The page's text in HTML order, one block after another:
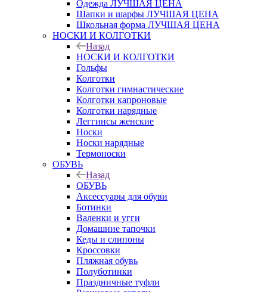
Одежда ЛУЧШАЯ ЦЕНА
Шапки и шарфы ЛУЧШАЯ ЦЕНА
Школьная форма ЛУЧШАЯ ЦЕНА
НОСКИ И КОЛГОТКИ
Назад
НОСКИ И КОЛГОТКИ
Гольфы
Колготки
Колготки гимнастические
Колготки капроновые
Колготки нарядные
Леггинсы женские
Носки
Носки нарядные
Термоноски
ОБУВЬ
Назад
ОБУВЬ
Аксессуары для обуви
Ботинки
Валенки и угги
Домашние тапочки
Кеды и слипоны
Кроссовки
Пляжная обувь
Полуботинки
Праздничные туфли